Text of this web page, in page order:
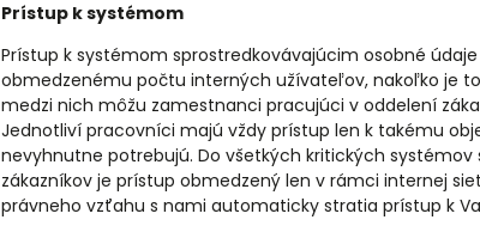
Prístup k systémom
Prístup k systémom sprostredkovávajúcim osobné
obmedzenému počtu interných užívateľov, nakoľko je
medzi nich môžu zamestnanci pracujúci v oddelení
Jednotliví pracovníci majú vždy prístup len k takému
nevyhnutne potrebujú. Do všetkých kritických
zákazníkov je prístup obmedzený len v rámci internej
právneho vzťahu s nami automaticky stratia prístup k